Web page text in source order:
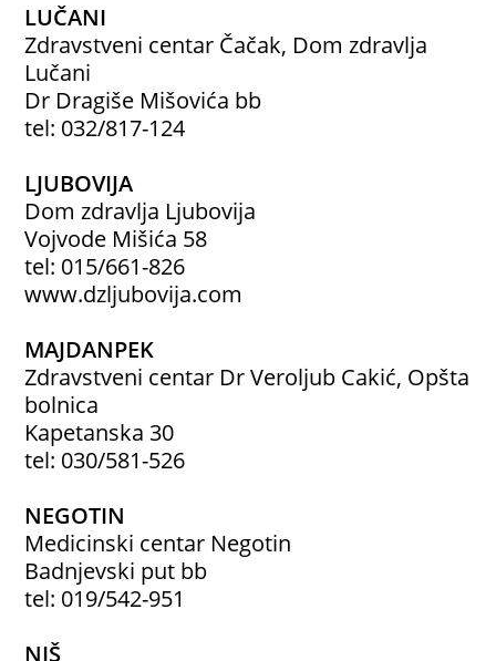
LUČANI
Zdravstveni centar Čačak, Dom zdravlja
Lučani
Dr Dragiše Mišovića bb
tel: 032/817-124
LJUBOVIJA
Dom zdravlja Ljubovija
Vojvode Mišića 58
tel: 015/661-826
www.dzljubovija.com
MAJDANPEK
Zdravstveni centar Dr Veroljub Cakić, Opšta
bolnica
Kapetanska 30
tel: 030/581-526
NEGOTIN
Medicinski centar Negotin
Badnjevski put bb
tel: 019/542-951
NIŠ